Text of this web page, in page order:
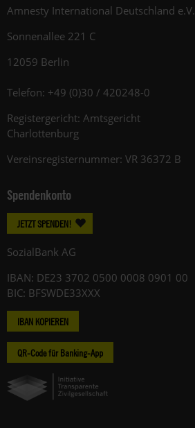
Amnesty International Deutschland e.V.
Sonnenallee 221 C
12059 Berlin
Telefon: +49 (0)30 / 420248-0
Registergericht: Amtsgericht
Charlottenburg
Vereinsregisternummer: VR 36372 B
Spendenkonto
JETZT SPENDEN!
SozialBank AG
IBAN: DE23 3702 0500 0008 0901 00
BIC: BFSWDE33XXX
IBAN KOPIEREN
QR-Code für Banking-App